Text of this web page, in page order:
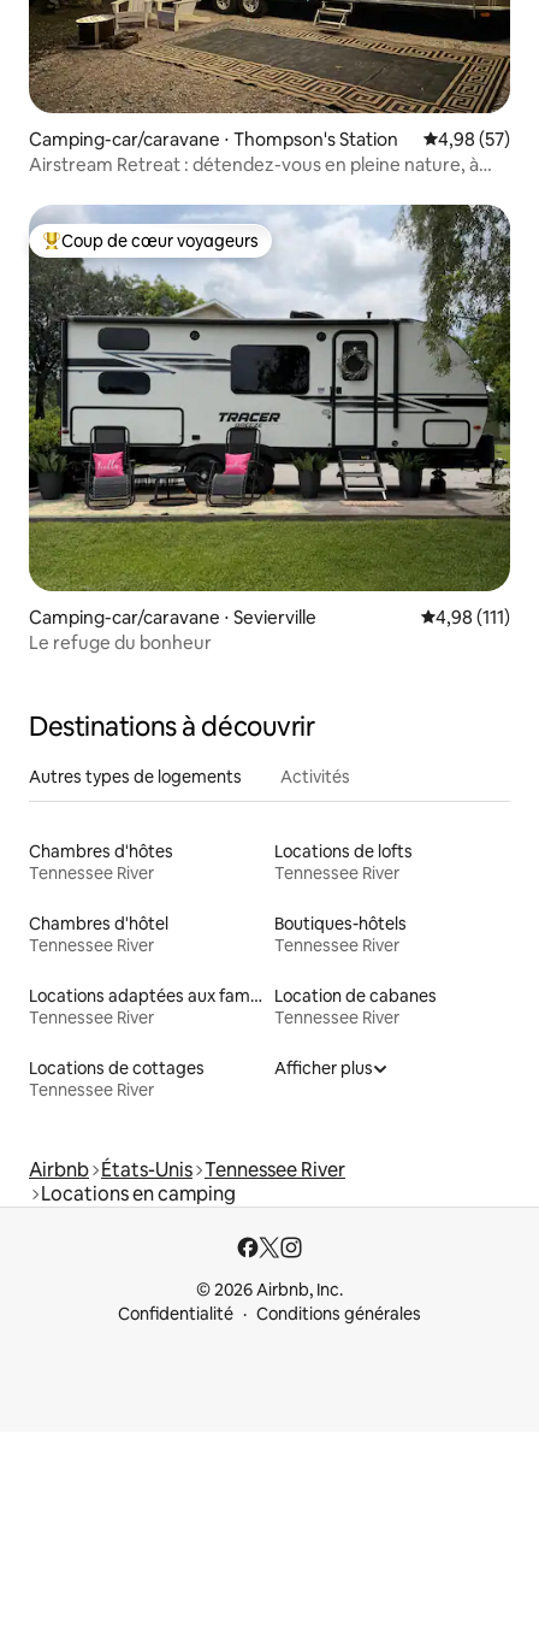
Camping-car/caravane ⋅ Thompson's Station Évaluation
4,98 (57)
Airstream Retreat : détendez-vous en pleine nature, à
Coups de cœur voyageurs les plus appréciés
Coup de cœur voyageurs
Camping-car/caravane ⋅ Sevierville Évaluation
4,98 (111)
Le refuge du bonheur
Destinations à découvrir
Autres types de logements Activités
Chambres d'hôtes
Tennessee River
Locations de lofts
Tennessee River
Chambres d'hôtel
Tennessee River
Boutiques-hôtels
Tennessee River
Locations adaptées aux familles
Tennessee River
Location de cabanes
Tennessee River
Locations de cottages
Tennessee River
Afficher plus
Airbnb États-Unis Tennessee River
Locations en camping
© 2026 Airbnb, Inc.
Confidentialité
Conditions générales